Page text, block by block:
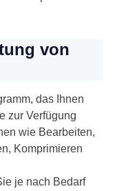
von
das Ihnen
zur Verfügung
wie Bearbeiten,
Komprimieren
je nach Bedarf